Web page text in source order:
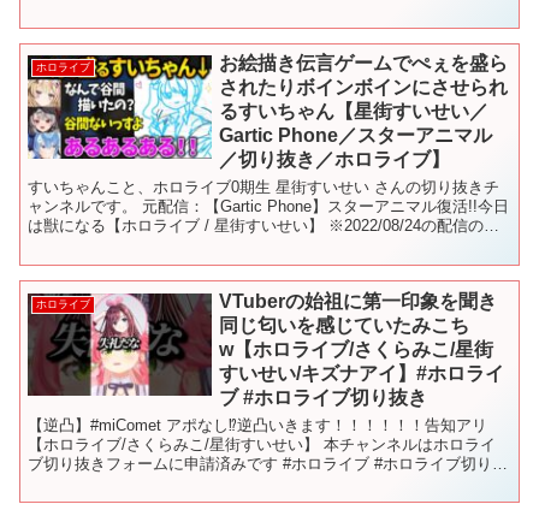
ホロライブ
お絵描き伝言ゲームでぺぇを盛ら
されたりボインボインにさせられ
るすいちゃん【星街すいせい／
Gartic Phone／スターアニマル
／切り抜き／ホロライブ】
すいちゃんこと、ホロライブ0期生 星街すいせい さんの切り抜きチ
ャンネルです。 元配信：【Gartic Phone】スターアニマル復活!!今日
は獣になる【ホロライブ / 星街すいせい】 ※2022/08/24の配信の切
ホロライブ
VTuberの始祖に第一印象を聞き
同じ匂いを感じていたみこち
w【ホロライブ/さくらみこ/星街
すいせい/キズナアイ】#ホロライ
ブ #ホロライブ切り抜き
【逆凸】#miComet アポなし⁉逆凸いきます！！！！！！告知アリ
【ホロライブ/さくらみこ/星街すいせい】 本チャンネルはホロライ
ブ切り抜きフォームに申請済みです #ホロライブ #ホロライブ切り抜